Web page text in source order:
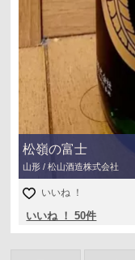
松嶺の富士
山形 / 松山酒造株式会社
いいね ！
いいね ！ 50件